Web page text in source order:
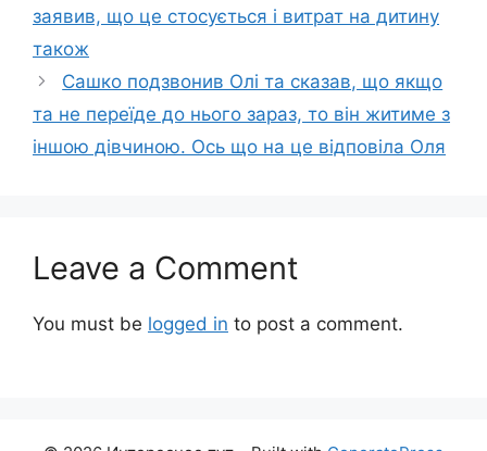
заявив, що це стосується і витрат на дитину
також
Сашко подзвонив Олі та сказав, що якщо
та не переїде до нього зараз, то він житиме з
іншою дівчиною. Ось що на це відповіла Оля
Leave a Comment
You must be logged in to post a comment.